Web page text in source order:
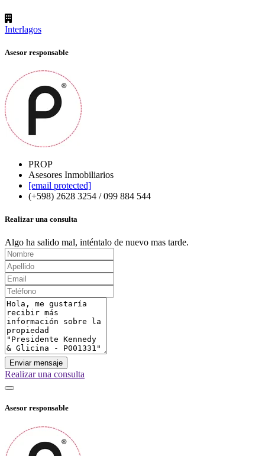
Interlagos
Asesor responsable
PROP
Asesores Inmobiliarios
[email protected]
(+598) 2628 3254 / 099 884 544
Realizar una consulta
Algo ha salido mal, inténtalo de nuevo mas tarde.
Enviar mensaje
Realizar una consulta
Asesor responsable